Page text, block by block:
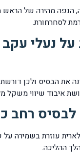
לסחרחורת.
נעלי
את הבסיס ולכן
איבוד שיווי משקל
לבסיס רחב
עוזרת בשמירה
ההליכה.